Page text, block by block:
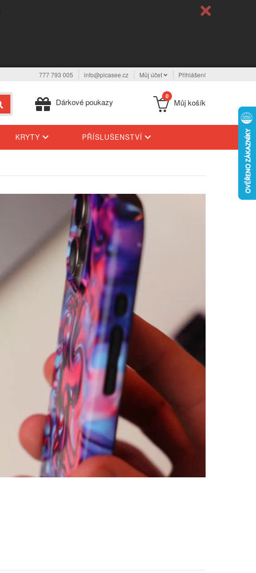
777 793 005 info@picasee.cz Můj účet Přihlášení
Dárkové poukazy
0
Můj košík
KRYTY PŘÍSLUŠENSTVÍ